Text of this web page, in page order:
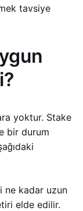
tavsiye
yoktur. Stake
bir durum
ne kadar uzun
elde edilir.